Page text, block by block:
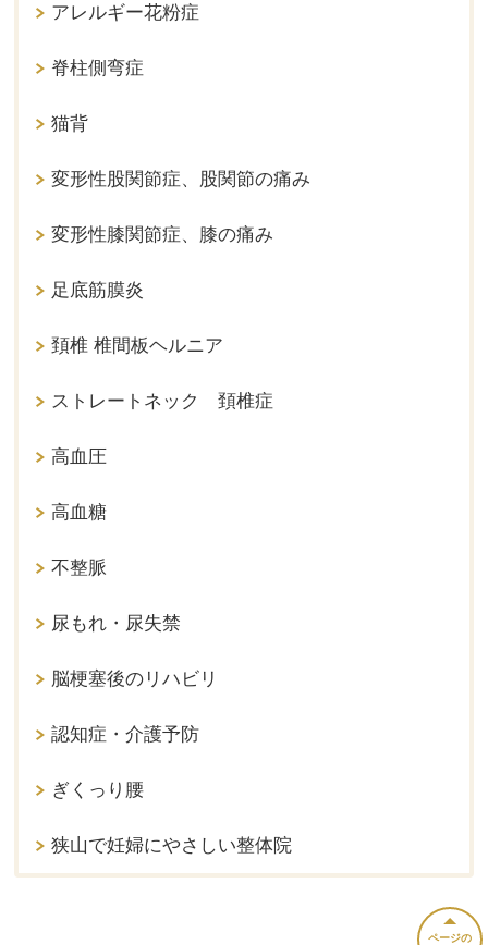
アレルギー花粉症
脊柱側弯症
猫背
変形性股関節症、股関節の痛み
変形性膝関節症、膝の痛み
足底筋膜炎
頚椎 椎間板ヘルニア
ストレートネック 頚椎症
高血圧
高血糖
不整脈
尿もれ・尿失禁
脳梗塞後のリハビリ
認知症・介護予防
ぎくっり腰
狭山で妊婦にやさしい整体院
ページの